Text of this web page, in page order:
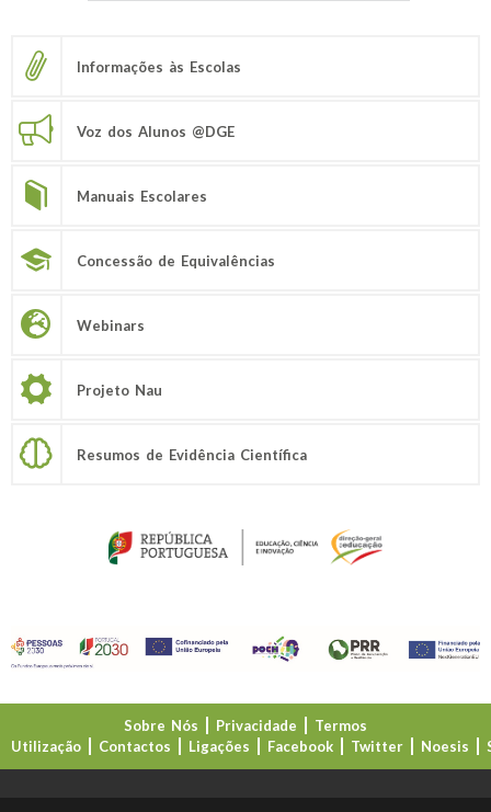
Informações às Escolas
Voz dos Alunos @DGE
Manuais Escolares
Concessão de Equivalências
Webinars
Projeto Nau
Resumos de Evidência Científica
Sobre Nós Privacidade
Termos
Utilização
Contactos Ligações Facebook Twitter Noesis